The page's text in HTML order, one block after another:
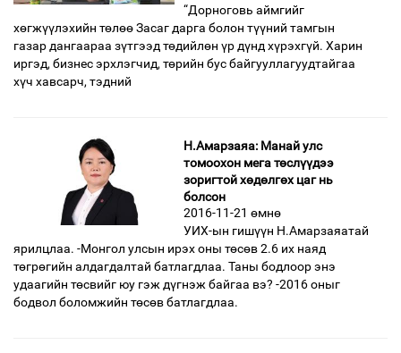
“Дорноговь аймгийг
хөгжүүлэхийн төлөө Засаг дарга болон түүний тамгын
газар дангаараа зүтгээд төдийлөн үр дүнд хүрэхгүй. Харин
иргэд, бизнес эрхлэгчид, төрийн бус байгууллагуудтайгаа
хүч хавсарч, тэдний
Н.Амарзаяа: Манай улс
томоохон мега төслүүдээ
зоригтой хөдөлгөх цаг нь
болсон
2016-11-21 өмнө
УИХ-ын гишүүн Н.Амарзаяатай
ярилцлаа. -Монгол улсын ирэх оны төсөв 2.6 их наяд
төгрөгийн алдагдалтай батлагдлаа. Таны бодлоор энэ
удаагийн төсвийг юу гэж дүгнэж байгаа вэ? -2016 оныг
бодвол боломжийн төсөв батлагдлаа.